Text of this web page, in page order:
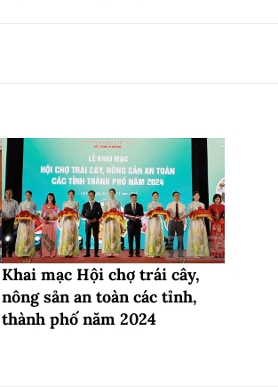
Khai mạc Hội chợ trái cây,
nông sản an toàn các tỉnh,
thành phố năm 2024